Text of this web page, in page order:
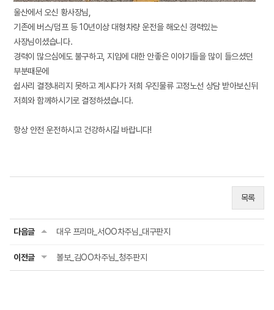
울산에서 오신 황사장님,
기존에 버스/덤프 등 10년이상 대형차량 운전을 해오신 경력있는
사장님이셨습니다.
경력이 많으심에도 불구하고, 지입에 대한 안좋은 이야기들을 많이 들으셨던
부분때문에
쉽사리 결정내리지 못하고 계시다가 저희 우진물류 고정노선 상담 받아보신뒤
저희와 함께하시기로 결정하셨습니다.
항상 안전 운전하시고 건강하시길 바랍니다!
목록
다음글 대우 프리마_서OO차주님_대구판지
이전글 볼보_김OO차주님_청주판지